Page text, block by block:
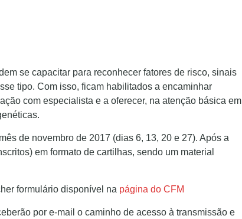
se capacitar para reconhecer fatores de risco, sinais
tipo. Com isso, ficam habilitados a encaminhar
com especialista e a oferecer, na atenção básica em
de novembro de 2017 (dias 6, 13, 20 e 27). Após a
em formato de cartilhas, sendo um material
formulário disponível na página do CFM
por e-mail o caminho de acesso à transmissão e